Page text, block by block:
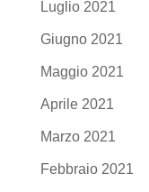
Luglio 2021
Giugno 2021
Maggio 2021
Aprile 2021
Marzo 2021
Febbraio 2021